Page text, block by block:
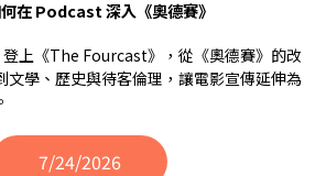
在 Podcast 深入《奧德賽》
上《The Fourcast》，從《奧德賽》的改
文學、歷史與待客倫理，讓電影宣傳延伸為
7/24/2026